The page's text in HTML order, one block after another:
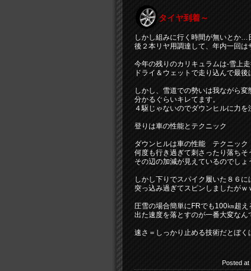
タイヤ到着～
しかし組みに行く時間が無いとか…
後２本リヤ用調達して、年内一回
今年の残りのカリキュラムは-雪上
ドライ＆ウェットで走り込んで最後
しかし、雪道での勢いは我ながら
分かるぐらいキレてます。
４駆じゃないのでダウンヒルに力を
登りは車の性能とテクニック
ダウンヒルは車の性能 テクニック
何度も行き過ぎて刺さったり落ち
その辺の加減が見えているのでしょ
しかし下りでスパイク履いた８６
突っ込み過ぎてスピンしましたがｗ
圧雪の場合簡単にFRでも100㎞超え
出た速度を落とすのが一番大変なん
速さ＝しっかり止める技術だとぼく
Posted at